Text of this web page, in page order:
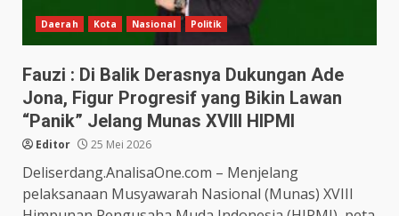
Daerah Kota Nasional Politik
Fauzi : Di Balik Derasnya Dukungan Ade
Jona, Figur Progresif yang Bikin Lawan
“Panik” Jelang Munas XVIII HIPMI
Editor 25 Mei 2026
Deliserdang.AnalisaOne.com – Menjelang
pelaksanaan Musyawarah Nasional (Munas) XVIII